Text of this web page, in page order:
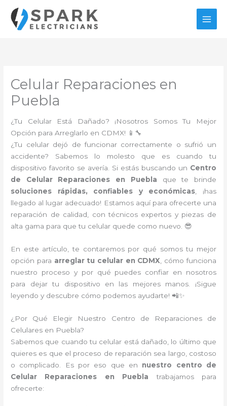
contenido
Celular Reparaciones en
Puebla
¿Tu Celular Está Dañado? ¡Nosotros Somos Tu Mejor
Opción para Arreglarlo en CDMX! 📱🔧
¿Tu celular dejó de funcionar correctamente o sufrió un
accidente? Sabemos lo molesto que es cuando tu
dispositivo favorito se avería. Si estás buscando un Centro
de Celular Reparaciones en Puebla que te brinde
soluciones rápidas, confiables y económicas, ¡has
llegado al lugar adecuado! Estamos aquí para ofrecerte una
reparación de calidad, con técnicos expertos y piezas de
alta gama para que tu celular quede como nuevo. 😎
En este artículo, te contaremos por qué somos tu mejor
opción para arreglar tu celular en CDMX , cómo funciona
nuestro proceso y por qué puedes confiar en nosotros
para dejar tu dispositivo en las mejores manos. ¡Sigue
leyendo y descubre cómo podemos ayudarte! 📲✨
¿Por Qué Elegir Nuestro Centro de Reparaciones de
Celulares en Puebla?
Sabemos que cuando tu celular está dañado, lo último que
quieres es que el proceso de reparación sea largo, costoso
o complicado. Es por eso que en nuestro centro de
Celular Reparaciones en Puebla trabajamos para
ofrecerte: